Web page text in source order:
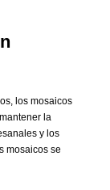
los mosaicos
la
y los
mosaicos se